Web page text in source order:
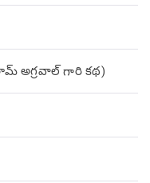
అగ్రవాల్ గారి కథ)